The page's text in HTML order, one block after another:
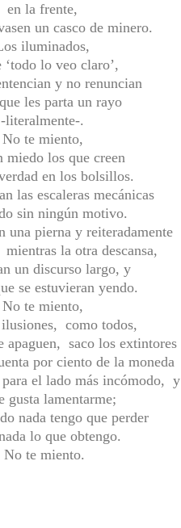
en la frente,
un casco de minero.
iluminados,
‘todo lo veo claro’,
y no renuncian
les parta un rayo
-literalmente-.
No te miento,
miedo los que creen
en los bolsillos.
las escaleras mecánicas
sin ningún motivo.
una pierna y reiteradamente
la otra descansa,
un discurso largo, y
se estuvieran yendo.
No te miento,
como todos,
apaguen, saco los extintores
por ciento de la moneda
el lado más incómodo, y
gusta lamentarme;
nada tengo que perder
lo que obtengo.
No te miento.